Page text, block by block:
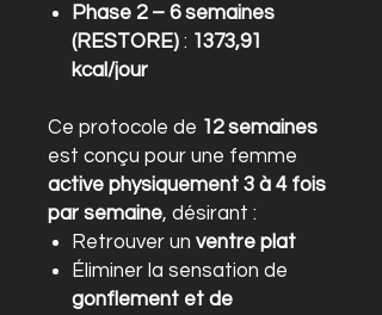
Phase 2 – 6 semaines
(RESTORE) : 1373,91
kcal/jour
Ce protocole de 12 semaines
est conçu pour une femme
active physiquement 3 à 4 fois
par semaine, désirant :
Retrouver un ventre plat
Éliminer la sensation de
gonflement et de